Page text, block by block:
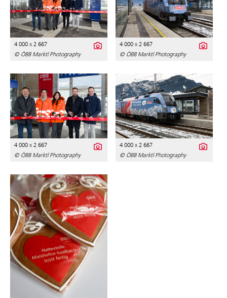
4 000 x 2 667
© ÖBB Marktl Photography
4 000 x 2 667
© ÖBB Marktl Photography
4 000 x 2 667
© ÖBB Marktl Photography
4 000 x 2 667
© ÖBB Marktl Photography